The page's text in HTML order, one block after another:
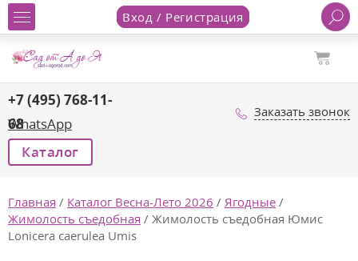
Вход / Регистрация
+7 (495) 768-11-
68
WhatsApp
Заказать звонок
Каталог
Главная / Каталог Весна-Лето 2026 / Ягодные /
Жимолость съедобная / Жимолость съедобная Юмис
Lonicera caerulea Umis